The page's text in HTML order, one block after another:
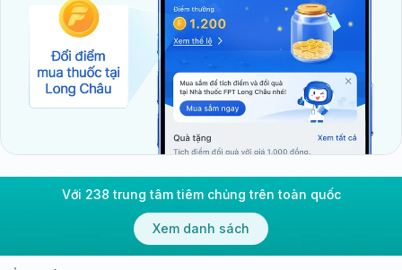
Với 238 trung tâm tiêm chủng trên toàn quốc
Xem danh sách